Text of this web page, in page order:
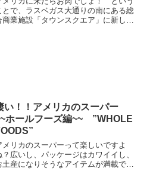
とで、ラスベガス大通りの南にある総
商業施設「タウンスクエア」に新しく
い！！アメリカのスーパー
ホールフーズ編~~ ”WHOLE
メリカのスーパーって楽しいですよ
？広いし、パッケージはカワイイし、
土産になりそうなアイテムが満載で